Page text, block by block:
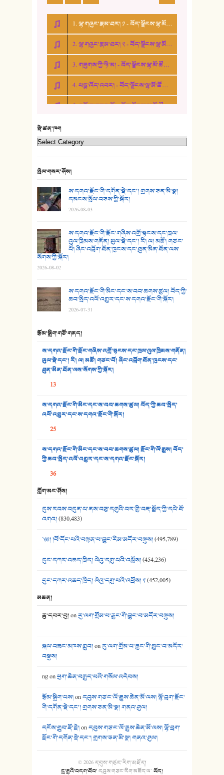
16. ལྷ་བུ་དར་བུ།
17. ང་བོད་པ་ཡིན། - ཕུར་བུ་རྣམ་རྒྱལ།
18. ང་ལ་བྱམས་པའི་ཨ་མ།
19. ཆ་རྐྱེན་མེད་པའི་སེམས།
20. བསྟན་རྒྱས་གླིང་།
23. ཕོ་རྒོད་པོ།
25. མགྲོན་པོ།
26. ཨ་མའི་ཐང་ཁུག
27. ལྕེ་བདེ་ཞོལ་གྱི་པང་གདན།
28. སྟོད་གཞས། - ཕན་ཐོག
30. སི་ལིང་འབྲི་མོ། - ཕན་ཐོག
31. ཕ་ཡུལ་ཡར་ཀླུང་།
32. ཨ་མ།
33. འཛོམས་པའི་ལམ།
34. ཉི་མ་སེམས་ལ་ཞོག་དང་། - ཟླ་སྒྲོན།
36. ཟླ་གཞོན་སྙན་དབྱངས། - ཟླ་སྒྲོན།
38. ཡབ་ཡུམ། - ཟླ་སྒྲོན།
1. ལྷ་གཞུང་རྣམ་ཐར། ༡ - བོད་ལྗོངས་ལྷ་མོ་ཚོགས་པ།
2. ལྷ་གཞུང་རྣམ་ཐར། ༢ - བོད་ལྗོངས་ལྷ་མོ་ཚོགས་པ།
3. གཟུགས་ཀྱི་ཉི་མ། - བོད་ལྗོངས་ལྷ་མོ་ཚོགས་པ།
4. པདྨ་འོད་འབར། - བོད་ལྗོངས་ལྷ་མོ་ཚོགས་པ།
5. འགྲོ་བ་བཟང་མོ། - བོད་ལྗོངས་ལྷ་མོ་ཚོགས་པ།
སྡེ་ཚན་ཁག
སྤེལ་གསར་ཤོས།
ས་དགའ་རྫོང་གི་དགོན་སྡེ་དང་། གྲགས་ཅན་མི་སྣ།
དམངས་སྲོལ་བཅས་ཀྱི་སྐོར།
2026-08-03
ས་དགའ་རྫོང་གི་རྫོང་གཞིས་འགྲོ་སྟངས་དང་ཁྲལ་
འུལ་ཁྲིམས་གནོན། ཡུལ་སྡེ་དང་། རི། ལ། མཚོ། གཙང་
པོ། ཞིང་འབྲོག་ཐོན་ཁུངས་དང་ཐུན་མིན་ཐོན་ལས་
སོགས་ཀྱི་སྐོར།
2026-08-02
ས་དགའ་རྫོང་གི་མིང་དང་ས་བབ་ཆགས་ཚུལ། བོད་ཀྱི་
ཆབ་སྲིད་འཕོ་འགྱུར་དང་ས་དགའ་རྫོང་གི་སྐོར།
2026-07-31
རྩོམ་སྒྲིག་གཙོ་གནད།
ས་དགའ་རྫོང་གི་རྫོང་གཞིས་འགྲོ་སྟངས་དང་ཁྲལ་འུལ་ཁྲིམས་གནོན།
ཡུལ་སྡེ་དང་། རི། ལ། མཚོ། གཙང་པོ། ཞིང་འབྲོག་ཐོན་ཁུངས་དང་
ཐུན་མིན་ཐོན་ལས་སོགས་ཀྱི་སྐོར།
13
ས་དགའ་རྫོང་གི་མིང་དང་ས་བབ་ཆགས་ཚུལ། བོད་ཀྱི་ཆབ་སྲིད་
འཕོ་འགྱུར་དང་ས་དགའ་རྫོང་གི་སྐོར།
25
ས་དགའ་རྫོང་གི་མིང་དང་ས་བབ་ཆགས་ཚུལ། རྫོང་གི་ལོ་རྒྱུས། བོད་
ཀྱི་ཆབ་སྲིད་འཕོ་འགྱུར་དང་ས་དགའ་རྫོང་སྐོར།
36
ཀློག་མང་ཤོས།
དུས་རབས་བདུན་པ་ནས་བཅུ་དགུའི་བར་གྱི་བརྡ་སྤྲོད་ཀྱི་དཔེ་ཐོ་
འགའ།(830,483)
༄༅། །བོ་དོང་པའི་བསྟན་པ་བྱུང་རིམ་མདོར་བསྡུས།(495,789)
དུང་དཀར་འཆད་ཁྲིད། ལེའུ་དགུ་པའི་འཕྲོས།(454,236)
དུང་དཀར་འཆད་ཁྲིད། ལེའུ་དགུ་པའི་འཕྲོས། ༢(452,005)
མཆན།
ཆུ་དབར་བུ།onརུ་ལག་གྲོམ་པ་རྒྱང་གི་བྱུང་བ་མདོར་བསྡུས།
སྐལ་བཟང་མཁས་གྲུབ།onརུ་ལག་གྲོམ་པ་རྒྱང་གི་བྱུང་བ་མདོར་
བསྡུས།
ngonཕྱག་ཆེན་བརྒྱུད་པའི་གསོལ་འདེབས།
རྩོམ་སྒྲིག་པས།onདབུས་གཙང་ལོ་རྒྱུས་ཆེན་མོ་ལས། ལྷོ་བྲག་རྫོང་
གི་དགོན་སྡེ་དང་། གྲགས་ཅན་མི་སྣ། གནའ་ཤུལ།
དངོས་གྲུབ་རྡོ་རྗེ།onདབུས་གཙང་ལོ་རྒྱུས་ཆེན་མོ་ལས། ལྷོ་བྲག་
རྫོང་གི་དགོན་སྡེ་དང་། གྲགས་ཅན་མི་སྣ། གནའ་ཤུལ།
© 2026 དབུས་གཙང་རིག་མཛོད།
དྲ་རྒྱའི་བདག་ཐོབ་དབུས་གཙང་རིག་མཛོད་ལ་ ཡོད།